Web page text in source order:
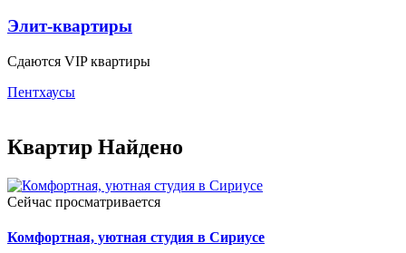
Элит-квартиры
Сдаются VIP квартиры
Пентхаусы
Квартир Найдено
Сейчас просматривается
Комфортная, уютная студия в Сириусе